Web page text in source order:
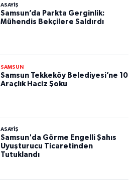
ASAYIŞ
Samsun’da Parkta Gerginlik:
Mühendis Bekçilere Saldırdı
SAMSUN
Samsun Tekkeköy Belediyesi’ne 10
Araçlık Haciz Şoku
ASAYIŞ
Samsun'da Görme Engelli Şahıs
Uyuşturucu Ticaretinden
Tutuklandı